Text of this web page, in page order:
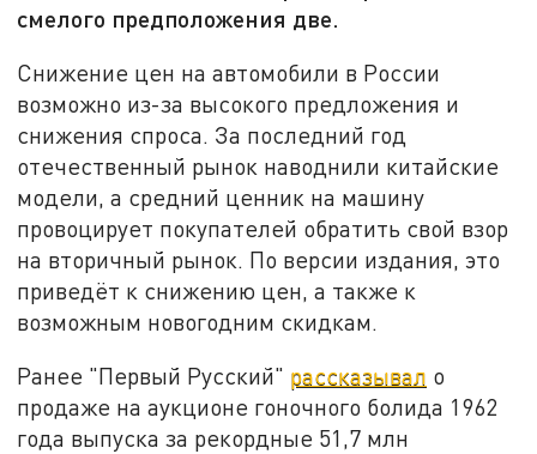
смелого предположения две.
Снижение цен на автомобили в России
возможно из-за высокого предложения и
снижения спроса. За последний год
отечественный рынок наводнили китайские
модели, а средний ценник на машину
провоцирует покупателей обратить свой взор
на вторичный рынок. По версии издания, это
приведёт к снижению цен, а также к
возможным новогодним скидкам.
Ранее "Первый Русский" рассказывал о
продаже на аукционе гоночного болида 1962
года выпуска за рекордные 51,7 млн